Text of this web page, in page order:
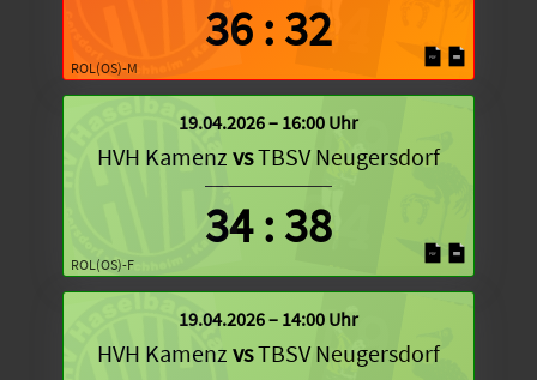
ROL(OS)-M
36 : 32
ROL(OS)-F
19.04.2026 – 16:00 Uhr
HVH Kamenz vsTBSV Neugersdorf
34: 38
19.04.2026 – 14:00 Uhr
HVH Kamenz vsTBSV Neugersdorf